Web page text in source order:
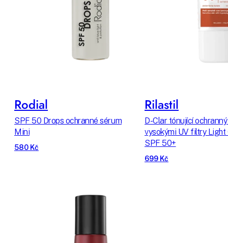
Rodial
SPF 50 Drops ochranné sérum
Mini
580 Kč
Rilastil
D-Clar tónující
vysokými UV filtry Light
SPF 50+
699 Kč